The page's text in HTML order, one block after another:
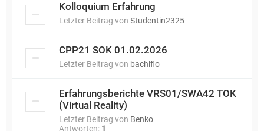
Kolloquium Erfahrung
Letzter Beitrag von Studentin2325
CPP21 SOK 01.02.2026
Letzter Beitrag von bachlflo
Erfahrungsberichte VRS01/SWA42 TOK
(Virtual Reality)
Letzter Beitrag von Benko
Antworten: 1